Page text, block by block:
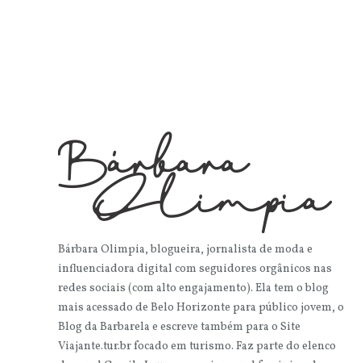
Bárbara Olimpia, blogueira, jornalista de moda e
influenciadora digital com seguidores orgânicos nas
redes sociais (com alto engajamento). Ela tem o blog
mais acessado de Belo Horizonte para público jovem, o
Blog da Barbarela e escreve também para o Site
Viajante.tur.br focado em turismo. Faz parte do elenco